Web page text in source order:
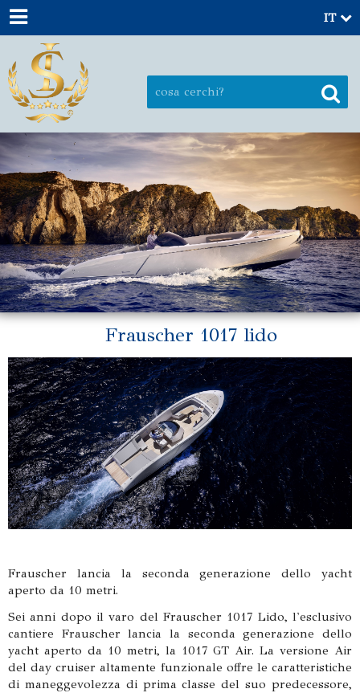
IT
Frauscher 1017 lido
Frauscher lancia la seconda generazione dello yacht
aperto da 10 metri.
Sei anni dopo il varo del Frauscher 1017 Lido, l'esclusivo
cantiere Frauscher lancia la seconda generazione dello
yacht aperto da 10 metri, la 1017 GT Air. La versione Air
del day cruiser altamente funzionale offre le caratteristiche
di maneggevolezza di prima classe del suo predecessore,